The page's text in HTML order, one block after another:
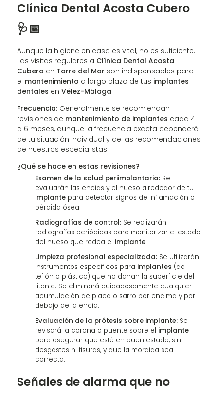
Clínica Dental Acosta Cubero
🩺📅
Aunque la higiene en casa es vital, no es suficiente.
Las visitas regulares a Clínica Dental Acosta
Cubero en Torre del Mar son indispensables para
el mantenimiento a largo plazo de tus implantes
dentales en Vélez-Málaga.
Frecuencia: Generalmente se recomiendan
revisiones de mantenimiento de implantes cada 4
a 6 meses, aunque la frecuencia exacta dependerá
de tu situación individual y de las recomendaciones
de nuestros especialistas.
¿Qué se hace en estas revisiones?
Examen de la salud periimplantaria:Se
evaluarán las encías y el hueso alrededor de tu
implantepara detectar signos de inflamación o
pérdida ósea.
Radiografías de control:Se realizarán
radiografías periódicas para monitorizar el estado
del hueso que rodea el implante.
Limpieza profesional especializada:Se utilizarán
instrumentos específicos para implantes (de
teflón o plástico) que no dañan la superficie del
titanio. Se eliminará cuidadosamente cualquier
acumulación de placa o sarro por encima y por
debajo de la encía.
Evaluación de la prótesis sobre implante:Se
revisará la corona o puente sobre el implante
para asegurar que esté en buen estado, sin
desgastes ni fisuras, y que la mordida sea
correcta.
Señales de alarma que no